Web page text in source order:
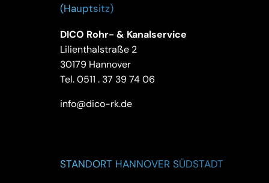
(Hauptsitz)
DICO Rohr- & Kanalservice
Lilienthalstraße 2
30179 Hannover
Tel.0511 . 37 39 74 06
info@dico-rk.de
STANDORT HANNOVER SÜDSTADT